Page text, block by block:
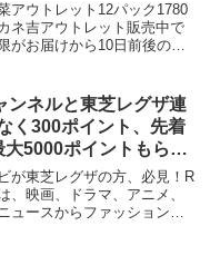
アウトレット12パック1780
ネ吉アウトレット販売中で
がお届けから10日前後のも
に使えるので冷蔵庫にある
。...
ンネルと東芝レグザ連
く300ポイント、先着
大5000ポイントもらえ
が東芝レグザの方、必見！R
、映画、ドラマ、アニメ、
ュースからファッション、